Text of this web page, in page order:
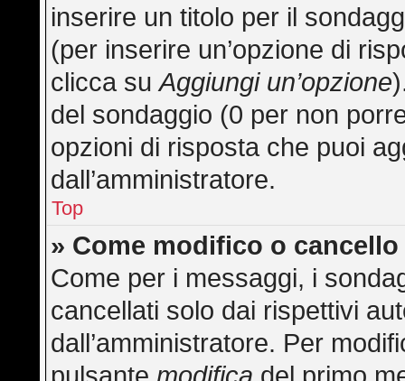
inserire un titolo per il
(per inserire un’opzione di
clicca suAggiungi un’opzione
del sondaggio (0 per non
opzioni di risposta che puoi
dall’amministratore.
Top
» Come modifico o
Come per i messaggi, i
cancellati solo dai rispettivi
dall’amministratore. Per